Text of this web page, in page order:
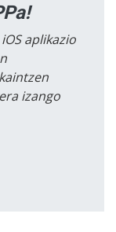
aplikazio
izango